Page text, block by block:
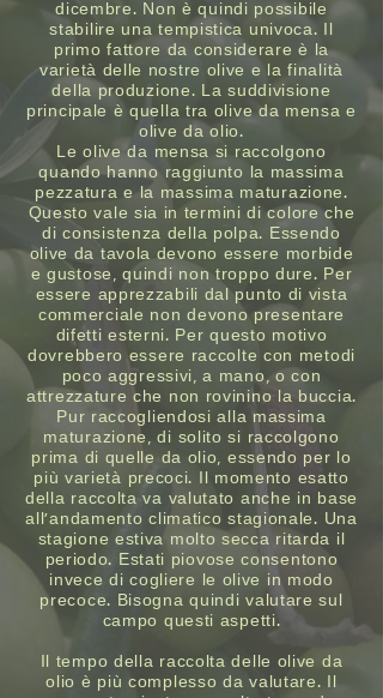
dicembre. Non è quindi possibile
stabilire una tempistica univoca. Il
primo fattore da considerare è la
varietà delle nostre olive e la finalità
della produzione. La suddivisione
principale è quella tra olive da mensa e
olive da olio.
Le olive da mensa si raccolgono
quando hanno raggiunto la massima
pezzatura e la massima maturazione.
Questo vale sia in termini di colore che
di consistenza della polpa. Essendo
olive da tavola devono essere morbide
e gustose, quindi non troppo dure. Per
essere apprezzabili dal punto di vista
commerciale non devono presentare
difetti esterni. Per questo motivo
dovrebbero essere raccolte con metodi
poco aggressivi, a mano, o con
attrezzature che non rovinino la buccia.
Pur raccogliendosi alla massima
maturazione, di solito si raccolgono
prima di quelle da olio, essendo per lo
più varietà precoci. Il momento esatto
della raccolta va valutato anche in base
all’andamento climatico stagionale. Una
stagione estiva molto secca ritarda il
periodo. Estati piovose consentono
invece di cogliere le olive in modo
precoce. Bisogna quindi valutare sul
campo questi aspetti.
Il tempo della raccolta delle olive da
olio è più complesso da valutare. Il